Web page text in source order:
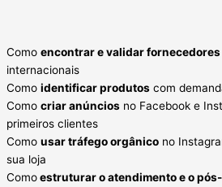
Como encontrar e validar fornecedores
internacionais
Como identificar produtos com
Como criar anúncios no Facebook e
primeiros clientes
Como usar tráfego orgânico no
sua loja
Comoestruturar o atendimento e o